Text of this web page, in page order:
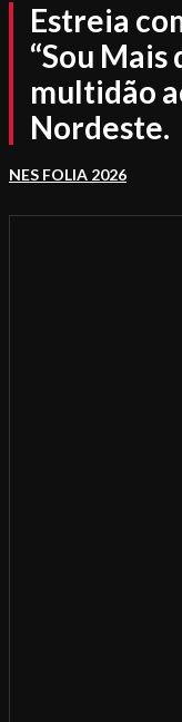
Estreia
“Sou Mais
multidão
Nordeste.
NES FOLIA 2026